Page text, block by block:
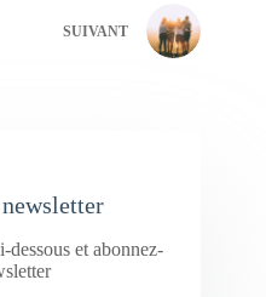
SUIVANT
dessous et abonnez-